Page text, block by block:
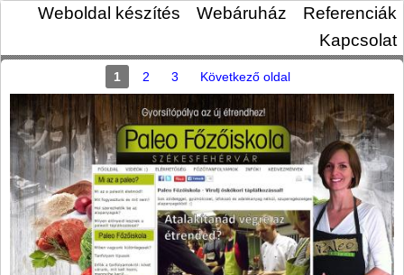
Weboldal készítés Webáruház
Referenciák
Kapcsolat
1 2 3 Következő oldal